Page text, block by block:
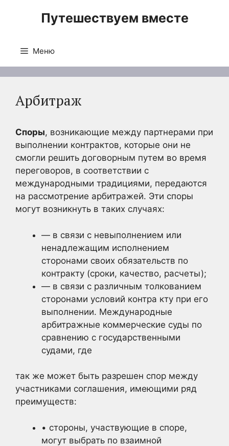
Путешествуем вместе
Меню
Арбитраж
Споры, возникающие между партнерами при
выполнении контрактов, которые они не
смогли решить договорным путем во время
переговоров, в соответствии с
международными традициями, передаются
на рассмотрение арбитражей. Эти споры
могут возникнуть в таких случаях:
— в связи с невыполнением или
ненадлежащим исполнением
сторонами своих обязательств по
контракту (сроки, качество, расчеты);
— в связи с различным толкованием
сторонами условий контра кту при его
выполнении. Международные
арбитражные коммерческие суды по
сравнению с государственными
судами, где
так же может быть разрешен спор между
участниками соглашения, имеющими ряд
преимуществ:
• стороны, участвующие в споре,
могут выбрать по взаимной